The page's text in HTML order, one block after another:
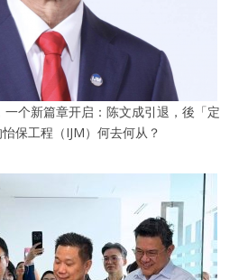
个新篇章开启：陈文成引退，後「定
保工程（IJM）何去何从？